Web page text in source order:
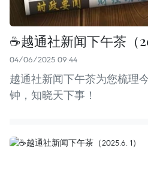
☕️越通社新闻下午茶（
04/06/2025 09:44
越通社新闻下午茶为您梳理
钟，知晓天下事！